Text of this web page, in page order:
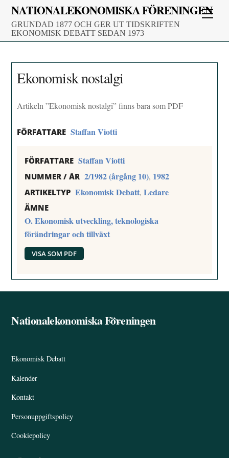
Skip
content
NATIONALEKONOMISKA FÖRENINGEN
GRUNDAD 1877 OCH GER UT TIDSKRIFTEN
EKONOMISK DEBATT SEDAN 1973
Ekonomisk nostalgi
Artikeln ”Ekonomisk nostalgi” finns bara som PDF
FÖRFATTARE Staffan Viotti
FÖRFATTARE Staffan Viotti
NUMMER / ÅR 2/1982 (årgång 10), 1982
ARTIKELTYP Ekonomisk Debatt,Ledare
ÄMNE
O. Ekonomisk utveckling, teknologiska
förändringar och tillväxt
VISA SOM PDF
Back
Nationalekonomiska Föreningen
Ekonomisk Debatt
Kalender
Kontakt
Personuppgiftspolicy
Cookiepolicy